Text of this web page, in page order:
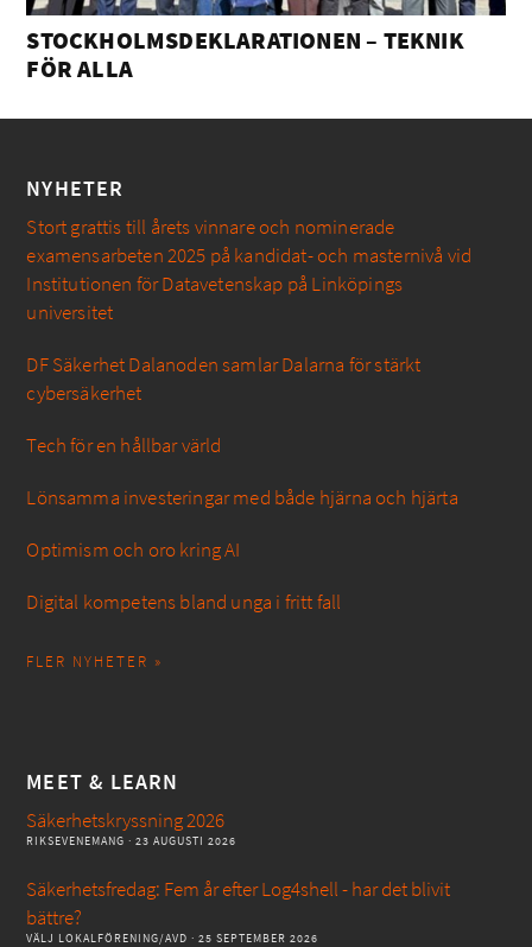
STOCKHOLMSDEKLARATIONEN – TEKNIK
FÖR ALLA
NYHETER
Stort grattis till årets vinnare och nominerade
examensarbeten 2025 på kandidat- och masternivå vid
Institutionen för Datavetenskap på Linköpings
universitet
DF Säkerhet Dalanoden samlar Dalarna för stärkt
cybersäkerhet
Tech för en hållbar värld
Lönsamma investeringar med både hjärna och hjärta
Optimism och oro kring AI
Digital kompetens bland unga i fritt fall
FLER NYHETER »
MEET & LEARN
Säkerhetskryssning 2026
RIKSEVENEMANG · 23 AUGUSTI 2026
Säkerhetsfredag: Fem år efter Log4shell - har det blivit
bättre?
VÄLJ LOKALFÖRENING/AVD · 25 SEPTEMBER 2026